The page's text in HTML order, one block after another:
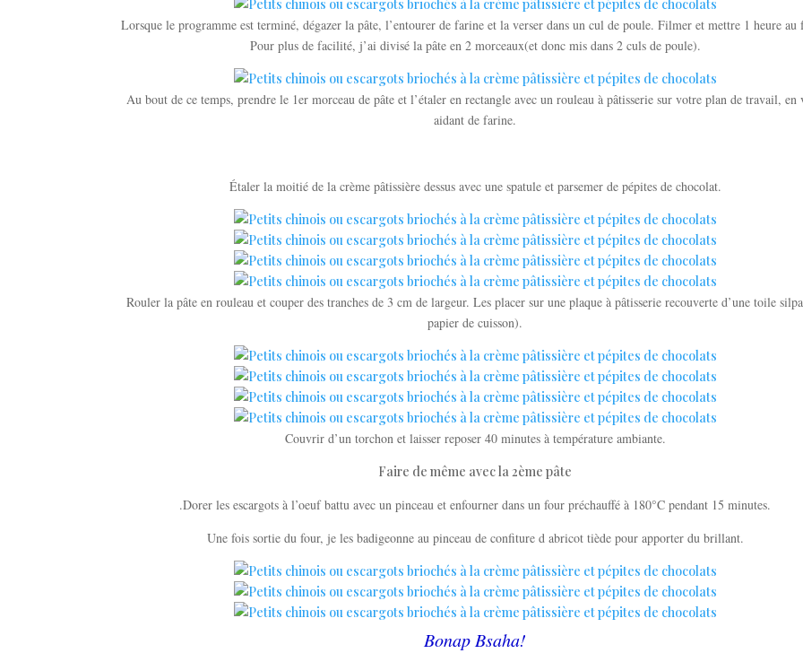
Lorsque le programme est terminé, dégazer la pâte, l’entourer de farine et la verser dans un cul de poule. Filmer et mettre 1 heure
Pour plus de facilité, j’ai divisé la pâte en 2 morceaux(et donc mis dans 2 culs de poule).
Au bout de ce temps, prendre le 1er morceau de pâte et l’étaler en rectangle avec un rouleau à pâtisserie sur votre plan de travail, en
aidant de farine.
Étaler la moitié de la crème pâtissière dessus avec une spatule et parsemer de pépites de chocolat.
Rouler la pâte en rouleau et couper des tranches de 3 cm de largeur. Les placer sur une plaque à pâtisserie recouverte d’une toile
papier de cuisson).
Couvrir d’un torchon et laisser reposer 40 minutes à température ambiante.
Faire de même avec la 2ème pâte
.Dorer les escargots à l’oeuf battu avec un pinceau et enfourner dans un four préchauffé à 180°C pendant 15 minutes.
Une fois sortie du four, je les badigeonne au pinceau de confiture d abricot tiède pour apporter du brillant.
Bonap Bsaha!